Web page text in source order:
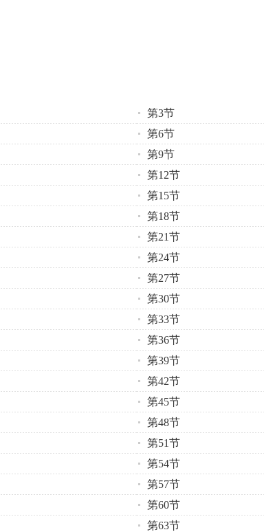
第3节
第6节
第9节
第12节
第15节
第18节
第21节
第24节
第27节
第30节
第33节
第36节
第39节
第42节
第45节
第48节
第51节
第54节
第57节
第60节
第63节